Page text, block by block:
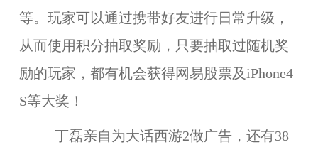
等。玩家可以通过携带好友进行日常升级，
从而使用积分抽取奖励，只要抽取过随机奖
励的玩家，都有机会获得网易股票及iPhone4
S等大奖！
丁磊亲自为大话西游2做广告，还有38